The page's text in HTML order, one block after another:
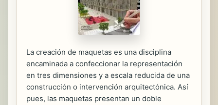
La creación de maquetas es una disciplina
encaminada a confeccionar la representación
en tres dimensiones y a escala reducida de una
construcción o intervención arquitectónica. Así
pues, las maquetas presentan un doble